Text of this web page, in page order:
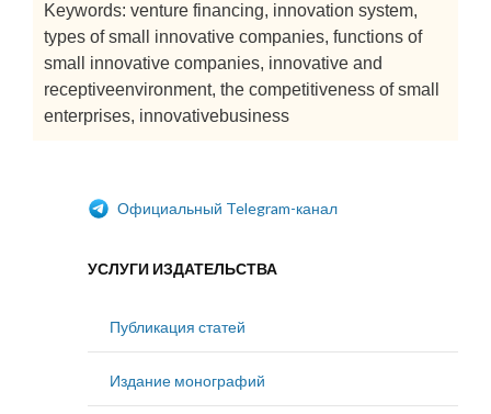
Keywords: venture financing, innovation system,
types of small innovative companies, functions of
small innovative companies, innovative and
receptiveenvironment, the competitiveness of small
enterprises, innovativebusiness
Официальный Telegram-канал
УСЛУГИ ИЗДАТЕЛЬСТВА
Публикация статей
Издание монографий